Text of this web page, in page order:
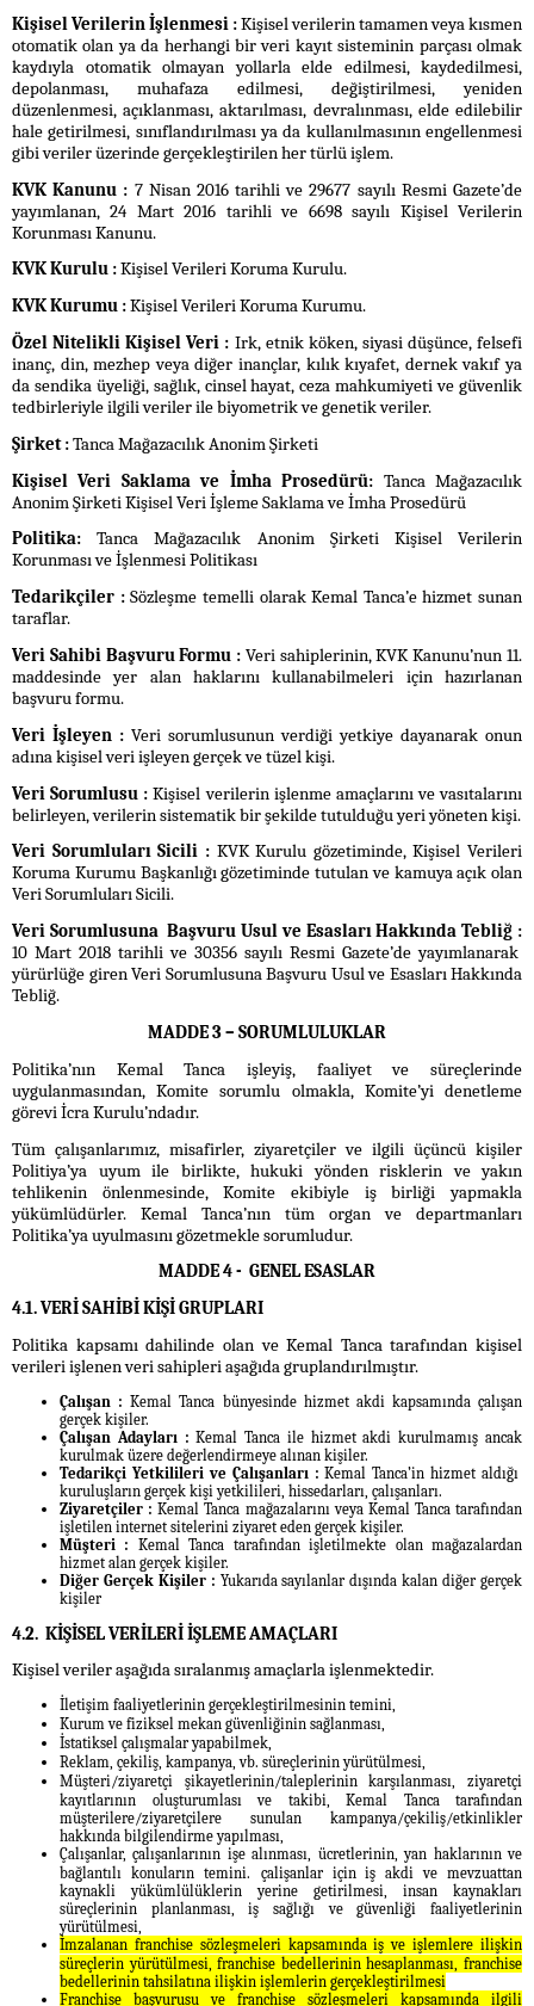
Kişisel Verilerin İşlenmesi :Kişisel verilerin tamamen veya kısmen
otomatik olan ya da herhangi bir veri kayıt sisteminin parçası olmak
kaydıyla otomatik olmayan yollarla elde edilmesi, kaydedilmesi,
depolanması, muhafaza edilmesi, değiştirilmesi, yeniden
düzenlenmesi, açıklanması, aktarılması, devralınması, elde edilebilir
hale getirilmesi, sınıflandırılması ya da kullanılmasının engellenmesi
gibi veriler üzerinde gerçekleştirilen her türlü işlem.
KVK Kanunu : 7 Nisan 2016 tarihli ve 29677 sayılı Resmi Gazete’de
yayımlanan, 24 Mart 2016 tarihli ve 6698 sayılı Kişisel Verilerin
Korunması Kanunu.
KVK Kurulu :Kişisel Verileri Koruma Kurulu.
KVK Kurumu :Kişisel Verileri Koruma Kurumu.
Özel Nitelikli Kişisel Veri : Irk, etnik köken, siyasi düşünce, felsefi
inanç, din, mezhep veya diğer inançlar, kılık kıyafet, dernek vakıf ya
da sendika üyeliği, sağlık, cinsel hayat, ceza mahkumiyeti ve güvenlik
tedbirleriyle ilgili veriler ile biyometrik ve genetik veriler.
Şirket :Tanca Mağazacılık Anonim Şirketi
Kişisel Veri Saklama ve İmha Prosedürü: Tanca Mağazacılık
Anonim Şirketi Kişisel Veri İşleme Saklama ve İmha Prosedürü
Politika: Tanca Mağazacılık Anonim Şirketi Kişisel Verilerin
Korunması ve İşlenmesi Politikası
Tedarikçiler :Sözleşme temelli olarak Kemal Tanca’e hizmet sunan
taraflar.
Veri Sahibi Başvuru Formu : Veri sahiplerinin, KVK Kanunu’nun 11.
maddesinde yer alan haklarını kullanabilmeleri için hazırlanan
başvuru formu.
Veri İşleyen : Veri sorumlusunun verdiği yetkiye dayanarak onun
adına kişisel veri işleyen gerçek ve tüzel kişi.
Veri Sorumlusu : Kişisel verilerin işlenme amaçlarını ve vasıtalarını
belirleyen, verilerin sistematik bir şekilde tutulduğu yeri yöneten kişi.
Veri Sorumluları Sicili :KVK Kurulu gözetiminde, Kişisel Verileri
Koruma Kurumu Başkanlığı gözetiminde tutulan ve kamuya açık olan
Veri Sorumluları Sicili.
Veri Sorumlusuna Başvuru Usul ve Esasları Hakkında Tebliğ :
10 Mart 2018 tarihli ve 30356 sayılı Resmi Gazete’de yayımlanarak
yürürlüğe giren Veri Sorumlusuna Başvuru Usul ve Esasları Hakkında
Tebliğ.
MADDE 3 – SORUMLULUKLAR
Politika’nın Kemal Tanca işleyiş, faaliyet ve süreçlerinde
uygulanmasından, Komite sorumlu olmakla, Komite’yi denetleme
görevi İcra Kurulu’ndadır.
Tüm çalışanlarımız, misafirler, ziyaretçiler ve ilgili üçüncü kişiler
Politiya’ya uyum ile birlikte, hukuki yönden risklerin ve yakın
tehlikenin önlenmesinde, Komite ekibiyle iş birliği yapmakla
yükümlüdürler. Kemal Tanca’nın tüm organ ve departmanları
Politika’ya uyulmasını gözetmekle sorumludur.
MADDE 4 - GENEL ESASLAR
4.1. VERİ SAHİBİ KİŞİ GRUPLARI
Politika kapsamı dahilinde olan ve Kemal Tanca tarafından kişisel
verileri işlenen veri sahipleri aşağıda gruplandırılmıştır.
Çalışan : Kemal Tanca bünyesinde hizmet akdi kapsamında çalışan
gerçek kişiler.
Çalışan Adayları : Kemal Tanca ile hizmet akdi kurulmamış ancak
kurulmak üzere değerlendirmeye alınan kişiler.
Tedarikçi Yetkilileri ve Çalışanları :Kemal Tanca’in hizmet aldığı
kuruluşların gerçek kişi yetkilileri, hissedarları, çalışanları.
Ziyaretçiler :Kemal Tanca mağazalarını veya Kemal Tanca tarafından
işletilen internet sitelerini ziyaret eden gerçek kişiler.
Müşteri : Kemal Tanca tarafından işletilmekte olan mağazalardan
hizmet alan gerçek kişiler.
Diğer Gerçek Kişiler : Yukarıda sayılanlar dışında kalan diğer gerçek
kişiler
4.2. KİŞİSEL VERİLERİ İŞLEME AMAÇLARI
Kişisel veriler aşağıda sıralanmış amaçlarla işlenmektedir.
İletişim faaliyetlerinin gerçekleştirilmesinin temini,
Kurum ve fiziksel mekan güvenliğinin sağlanması,
İstatiksel çalışmalar yapabilmek,
Reklam, çekiliş, kampanya, vb. süreçlerinin yürütülmesi,
Müşteri/ziyaretçi şikayetlerinin/taleplerinin karşılanması, ziyaretçi
kayıtlarının oluşturumlası ve takibi, Kemal Tanca tarafından
müşterilere/ziyaretçilere sunulan kampanya/çekiliş/etkinlikler
hakkında bilgilendirme yapılması,
Çalışanlar, çalışanlarının işe alınması, ücretlerinin, yan haklarının ve
bağlantılı konuların temini.
çalişanlar için iş akdi ve mevzuattan
kaynakli yükümlülüklerin yerine getirilmesi, insan kaynakları
süreçlerinin planlanması, iş sağlığı ve güvenliği faaliyetlerinin
yürütülmesi,
İmzalanan franchise sözleşmeleri kapsamında iş ve işlemlere ilişkin
süreçlerin yürütülmesi, franchise bedellerinin hesaplanması, franchise
bedellerinin tahsilatına ilişkin işlemlerin gerçekleştirilmesi
Franchise başvurusu ve franchise sözleşmeleri kapsamında ilgili